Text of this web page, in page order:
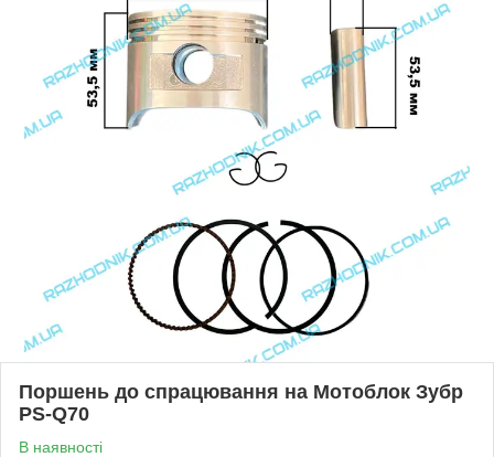
Поршень до спрацювання на Мотоблок Зубр
PS-Q70
В наявності